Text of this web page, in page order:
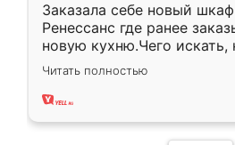
Заказала себе новый
Ренессанс где ранее
новую кухню.Чего искать,
вполне довольна. Служит
два года, нареканий нет.
Читать полностью